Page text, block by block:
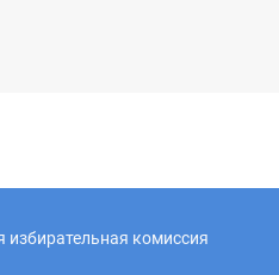
избирательная комиссия